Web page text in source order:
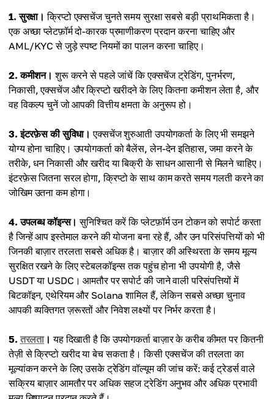
1. सुरक्षा। क्रिप्टो एक्सचेंज चुनते समय सुरक्षा सबसे बड़ी प्राथमिकता है।
एक अच्छा प्लेटफ़ॉर्म दो-कारक प्रमाणीकरण प्रदान करना चाहिए और
AML/KYC से जुड़े स्पष्ट नियमों का पालन करना चाहिए।
2. कमीशन। शुरू करने से पहले जांचें कि एक्सचेंज ट्रेडिंग, पुनर्भरण,
निकासी, एक्सचेंज और क्रिप्टो खरीदने के लिए कितना कमीशन लेता है, और
वह विकल्प चुनें जो आपकी वित्तीय क्षमता के अनुरूप हो।
3. इंटरफ़ेस की सुविधा। एक्सचेंज शुरुआती उपयोगकर्ता के लिए भी समझने
योग्य होना चाहिए। उपयोगकर्ता को बैलेंस, लेन-देन इतिहास, जमा करने के
तरीके, धन निकासी और खरीद या बिक्री के साधन आसानी से मिलने चाहिए।
इंटरफ़ेस जितना सरल होगा, क्रिप्टो के साथ काम करते समय गलती करने का
जोखिम उतना कम होगा।
4. उपलब्ध कॉइन्स। सुनिश्चित करें कि प्लेटफ़ॉर्म उन टोकन को सपोर्ट करता
है जिन्हें आप इस्तेमाल करने की योजना बना रहे हैं, और उन परिसंपत्तियों को भी
जिनकी बाज़ार तरलता सबसे अधिक है। बाज़ार की अस्थिरता के समय मूल्य
सुरक्षित रखने के लिए स्टेबलकॉइन्स तक पहुंच होना भी उपयोगी है, जैसे
USDT या USDC। आमतौर पर सपोर्ट की जाने वाली परिसंपत्तियों में
बिटकॉइन, एथेरियम और Solana शामिल हैं, लेकिन सबसे अच्छा चुनाव
आपकी व्यक्तिगत ज़रूरतों और निवेश लक्ष्यों पर निर्भर करता है।
5.तरलता। यह दिखाती है कि उपयोगकर्ता बाज़ार के करीब कीमत पर कितनी
तेज़ी से क्रिप्टो खरीद या बेच सकता है। किसी एक्सचेंज की तरलता का
मूल्यांकन करने के लिए उसके ट्रेडिंग वॉल्यूम की जांच करें: कई ट्रेडर्स वाले
सक्रिय बाज़ार आमतौर पर अधिक सहज ट्रेडिंग अनुभव और अधिक प्रभावी